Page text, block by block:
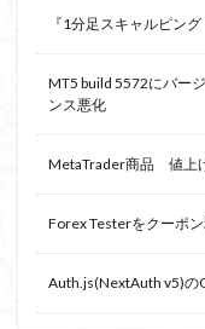
『1分足スキャルピン
MT5 build 5572にバー
ンス悪化
MetaTrader商品 値上
Forex Testerをクーポ
Auth.js(NextAuth v5)の